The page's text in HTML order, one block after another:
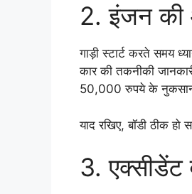
2. इंजन की
गाड़ी स्टार्ट करते समय
कार की तकनीकी
50,000 रुपये के
याद रखिए, बॉडी ठीक
3. एक्सीडेंट